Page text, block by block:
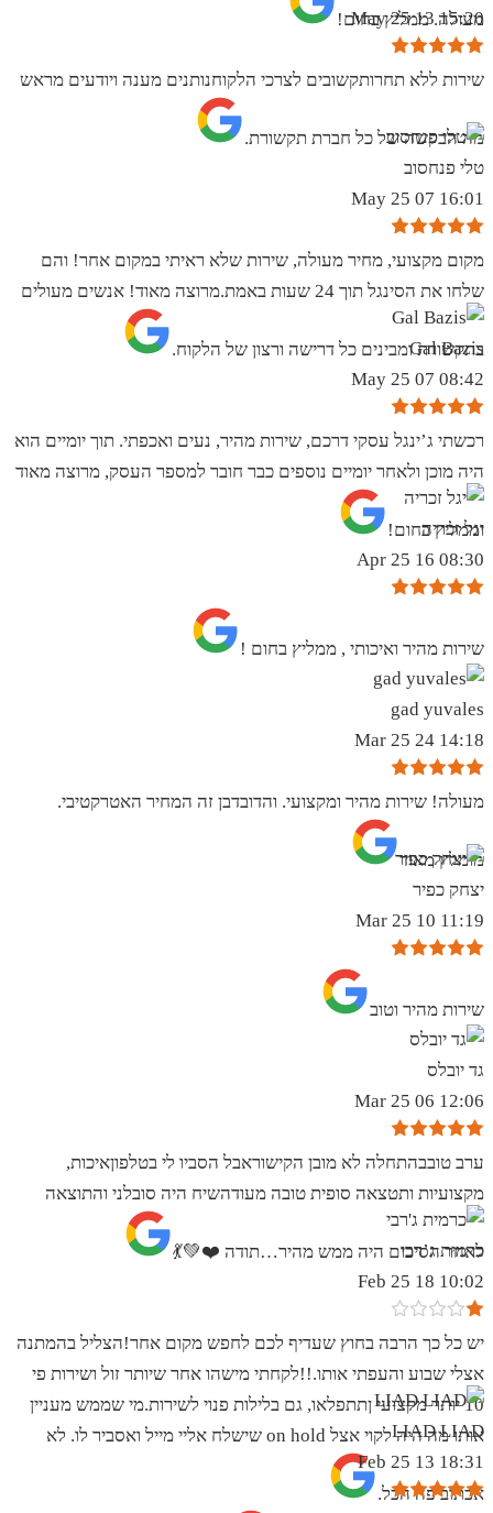
מעולה. ממליץ בחום!
15:20 13 May 25
שירות ללא תחרותקשובים לצרכי הלקוחנותנים מענה ויודעים מראש
מה הבקשה של כל חברת תקשורת.
טלי פנחסוב
16:01 07 May 25
מקום מקצועי, מחיר מעולה, שירות שלא ראיתי במקום אחר! והם
שלחו את הסינגל תוך 24 שעות באמת.מרוצה מאוד! אנשים מעולים
בתקשורת ומבינים כל דרישה ורצון של הלקוח.
Gal Bazis
08:42 07 May 25
רכשתי ג’ינגל עסקי דרכם, שירות מהיר, נעים ואכפתי. תוך יומיים הוא
היה מוכן ולאחר יומיים נוספים כבר חובר למספר העסק, מרוצה מאוד
וממליץ בחום!
יגל זכריה
08:30 16 Apr 25
שירות מהיר ואיכותי , ממליץ בחום !
gad yuvales
14:18 24 Mar 25
מעולה! שירות מהיר ומקצועי. והדובדבן זה המחיר האטרקטיבי.
מומלץ מאוד
יצחק כפיר
11:19 10 Mar 25
שירות מהיר וטוב
גד יובלס
12:06 06 Mar 25
ערב טובבהתחלה לא מובן הקישוראבל הסביו לי בטלפוןאיכות,
מקצועיות ותטצאה סופית טובה מעודהשיח היה סובלני והתוצאה
לאחר הסיכום היה ממש מהיר…תודה ❤️💚💃
כרמית ג’רבי
10:02 18 Feb 25
יש כל כך הרבה בחוץ שעדיף לכם לחפש מקום אחר!הצליל בהמתנה
אצלי שבוע והעפתי אותו.!!לקחתי מישהו אחר שיותר זול ושירות פי
10 יותר מקצועי ןתתפלאו, גם בלילות פנוי לשירות.מי שממש מעניין
אותו מה היה לקוי אצל on hold שישלח אליי מייל ואסביר לו. לא
אכתוב פה הכל.
LIAD LIAD
18:31 13 Feb 25